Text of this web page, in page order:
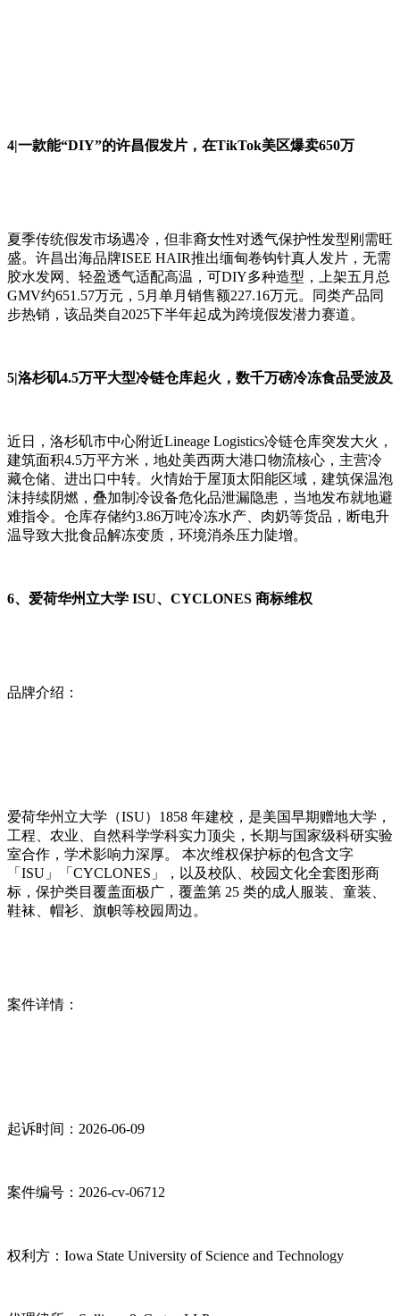
4|一款能“DIY”的许昌假发片，在TikTok美区爆卖650万
夏季传统假发市场遇冷，但非裔女性对透气保护性发型刚需旺
盛。许昌出海品牌ISEE HAIR推出缅甸卷钩针真人发片，无需
胶水发网、轻盈透气适配高温，可DIY多种造型，上架五月总
GMV约651.57万元，5月单月销售额227.16万元。同类产品同
步热销，该品类自2025下半年起成为跨境假发潜力赛道。
5|洛杉矶4.5万平大型冷链仓库起火，数千万磅冷冻食品受波及
近日，洛杉矶市中心附近Lineage Logistics冷链仓库突发大火，
建筑面积4.5万平方米，地处美西两大港口物流核心，主营冷
藏仓储、进出口中转。火情始于屋顶太阳能区域，建筑保温泡
沫持续阴燃，叠加制冷设备危化品泄漏隐患，当地发布就地避
难指令。仓库存储约3.86万吨冷冻水产、肉奶等货品，断电升
温导致大批食品解冻变质，环境消杀压力陡增。
6、爱荷华州立大学 ISU、CYCLONES 商标维权
品牌介绍：
爱荷华州立大学（ISU）1858 年建校，是美国早期赠地大学，
工程、农业、自然科学学科实力顶尖，长期与国家级科研实验
室合作，学术影响力深厚。 本次维权保护标的包含文字
「ISU」「CYCLONES」，以及校队、校园文化全套图形商
标，保护类目覆盖面极广，覆盖第 25 类的成人服装、童装、
鞋袜、帽衫、旗帜等校园周边。
案件详情：
起诉时间：2026-06-09
案件编号：2026-cv-06712
权利方：Iowa State University of Science and Technology